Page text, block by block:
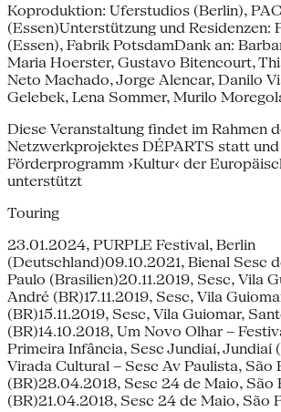
Koproduktion: Uferstudios (Berlin),
(Essen)Unterstützung und Residenzen:
(Essen), Fabrik PotsdamDank an:
Maria Hoerster, Gustavo Bitencourt,
Neto Machado, Jorge Alencar, Danilo
Gelebek, Lena Sommer, Murilo
Diese Veranstaltung findet im Rahmen
Netzwerkprojektes DÉPARTS statt
Förderprogramm ›Kultur‹ der
unterstützt
Touring
23.01.2024, PURPLE Festival, Berlin
(Deutschland)09.10.2021, Bienal Sesc
Paulo (Brasilien)20.11.2019, Sesc, Vila
André (BR)17.11.2019, Sesc, Vila
(BR)15.11.2019, Sesc, Vila Guiomar,
(BR)14.10.2018, Um Novo Olhar –
Primeira Infância, Sesc Jundiaí, Jundiaí
Virada Cultural – Sesc Av Paulista, São
(BR)28.04.2018, Sesc 24 de Maio, São
(BR)21.04.2018, Sesc 24 de Maio, São